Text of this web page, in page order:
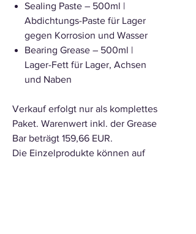
Sealing Paste – 500ml |
Abdichtungs-Paste für Lager
gegen Korrosion und Wasser
Bearing Grease – 500ml |
Lager-Fett für Lager, Achsen
und Naben
Verkauf erfolgt nur als komplettes
Paket. Warenwert inkl. der Grease
Bar beträgt 159,66 EUR.
Die Einzelprodukte können auf